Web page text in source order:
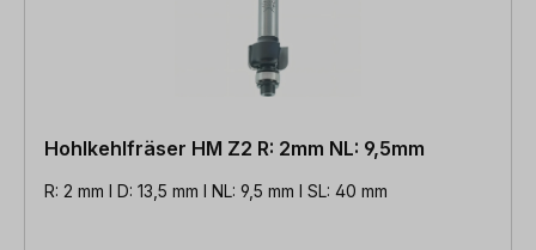
Hohlkehlfräser HM Z2 R: 2mm NL: 9,5mm
R: 2 mm l D: 13,5 mm l NL: 9,5 mm l SL: 40 mm